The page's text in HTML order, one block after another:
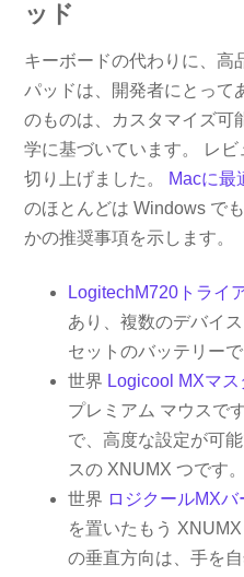
ッド
キーボードの代わりに、高
パッドは、開発者にとって
のものは、カスタマイズ可
学に基づいています。 レ
切り上げました。 Macに最
のほとんどは Windows で
かの推奨事項を示します。
LogitechM720トライ
あり、複数のデバイ
セットのバッテリー
世界 Logicool MXマ
プレミアム マウスで
で、高度な設定が可
スの XNUMX つです。
世界 ロジクールMX
を置いたもう
の垂直方向は、手を